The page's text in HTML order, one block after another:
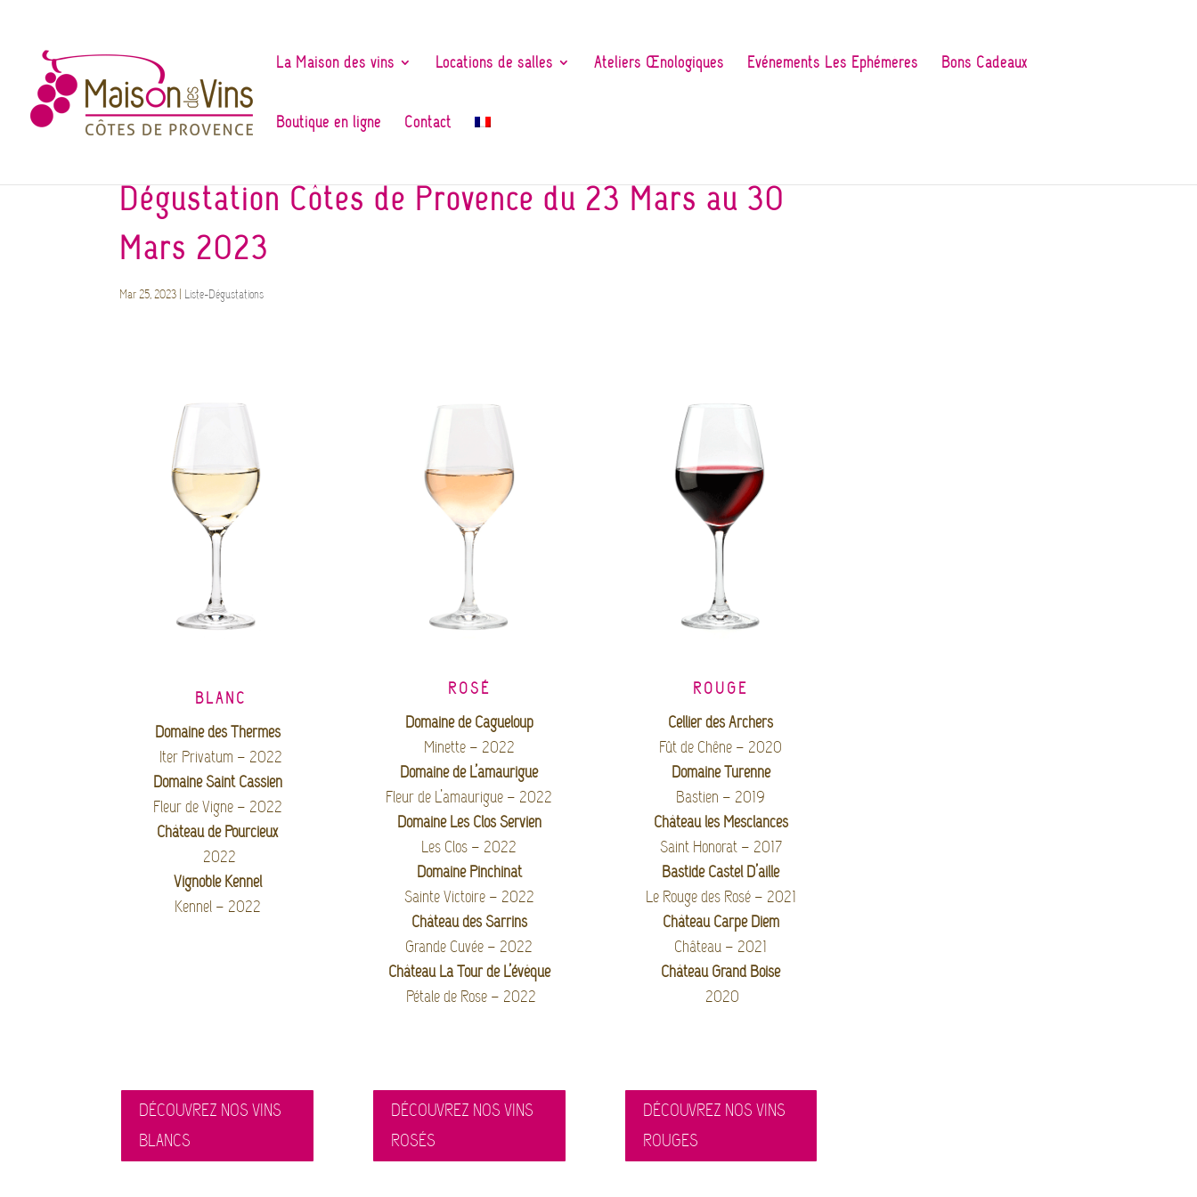
La Maison des vins Locations de salles Ateliers Œnologiques Evénements Les Ephémères Bons Cadeaux
Boutique en ligne Contact
Dégustation Côtes de Provence du 23 Mars au 30
Mars 2023
Mar 25, 2023 Liste-Dégustations
BLANC
Domaine des Thermes
Iter Privatum – 2022
Domaine Saint Cassien
Fleur de Vigne – 2022
Château de Pourcieux
2022
Vignoble Kennel
Kennel – 2022
ROSÉ
Domaine de Cagueloup
Minette – 2022
Domaine de L’amaurigue
Fleur de L’amaurigue – 2022
Domaine Les Clos Servien
Les Clos – 2022
Domaine Pinchinat
Sainte Victoire – 2022
Château des Sarrins
Grande Cuvée – 2022
Château La Tour de L’évêque
Pétale de Rose – 2022
ROUGE
Cellier des Archers
Fût de Chêne – 2020
Domaine Turenne
Bastien – 2019
Château les Mesclances
Saint Honorat – 2017
Bastide Castel D’aille
Le Rouge des Rosé – 2021
Château Carpe Diem
Château – 2021
Château Grand Boise
2020
DÉCOUVREZ NOS VINS
BLANCS
DÉCOUVREZ NOS VINS
ROSÉS
DÉCOUVREZ NOS VINS
ROUGES